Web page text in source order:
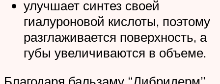
улучшает синтез своей
гиалуроновой кислоты, поэтому
разглаживается поверхность, а
губы увеличиваются в объеме.